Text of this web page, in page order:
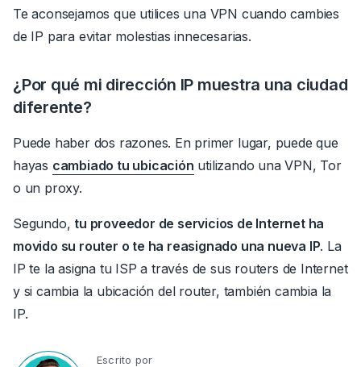
Te aconsejamos que utilices una VPN cuando cambies
de IP para evitar molestias innecesarias.
¿Por qué mi dirección IP muestra una ciudad
diferente?
Puede haber dos razones. En primer lugar, puede que
hayas cambiado tu ubicación utilizando una VPN, Tor
o un proxy.
Segundo, tu proveedor de servicios de Internet ha
movido su router o te ha reasignado una nueva IP. La
IP te la asigna tu ISP a través de sus routers de Internet
y si cambia la ubicación del router, también cambia la
IP.
Escrito por